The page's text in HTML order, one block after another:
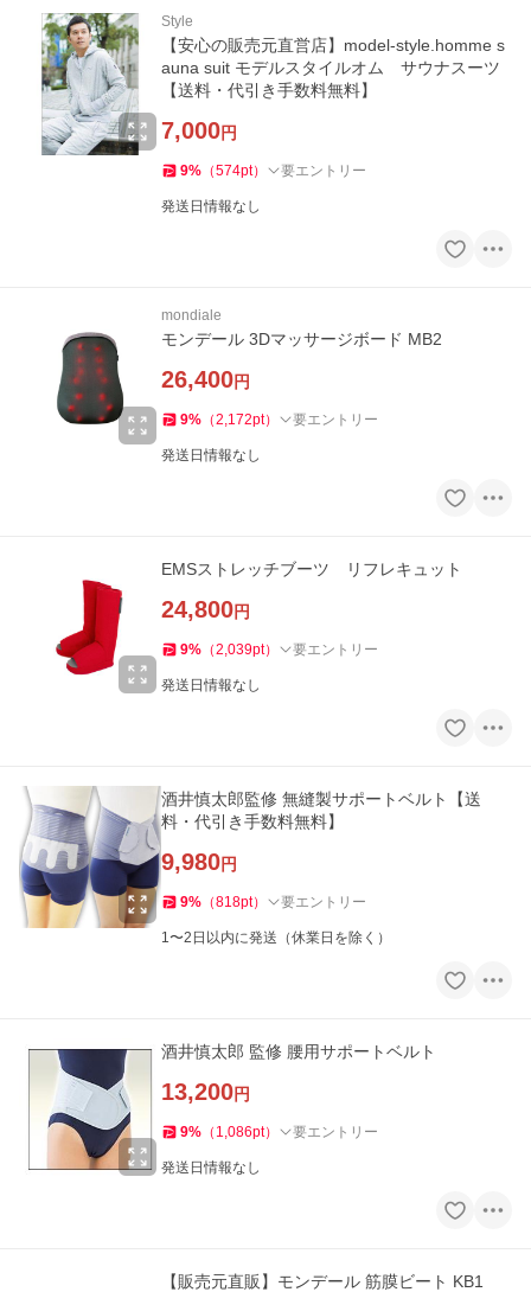
Style
【安心の販売元直営店】model-style.homme s
auna suit モデルスタイルオム サウナスーツ
【送料・代引き手数料無料】
7,000円
9% （574pt） 要エントリー
発送日情報なし
mondiale
モンデール 3Dマッサージボード MB2
26,400円
9% （2,172pt） 要エントリー
発送日情報なし
EMSストレッチブーツ リフレキュット
24,800円
9% （2,039pt） 要エントリー
発送日情報なし
酒井慎太郎監修 無縫製サポートベルト【送
料・代引き手数料無料】
9,980円
9% （818pt） 要エントリー
1〜2日以内に発送（休業日を除く）
酒井慎太郎 監修 腰用サポートベルト
13,200円
9% （ 1,086pt） 要エントリー
発送日情報なし
【販売元直販】モンデール 筋膜ビート KB1